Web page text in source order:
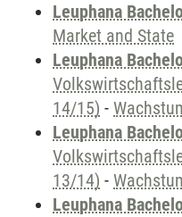
Leuphana
Market and State
Leuphana
14/15) -
Leuphana
13/14) -
Leuphana